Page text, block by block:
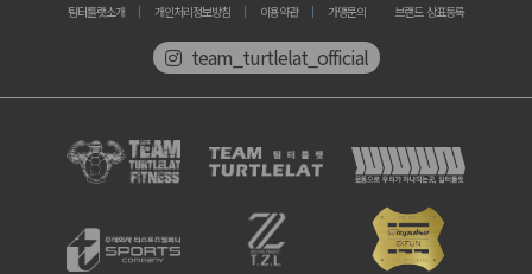
팀터틀랫소개 개인처리정보방침 이용약관 가맹문의 브랜드 상표등록
team_turtlelat_official